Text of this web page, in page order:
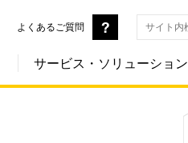
よくあるご質問
サービス・ソリューション